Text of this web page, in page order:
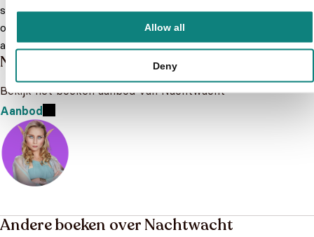
Allow all
Deny
strijd aan met de onderwereld. Er zijn ook vele boekjes
over deze spannende avonturen uitgebracht. Bekijk nu het
aanbod en koop een leuk Nachtwacht boekje!Meer lezen
Nachtwacht
Bekijk het boeken aanbod van Nachtwacht
Aanbod
Andere boeken over Nachtwacht